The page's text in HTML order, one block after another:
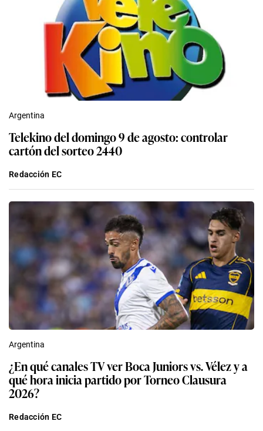
Argentina
Telekino del domingo 9 de agosto: controlar
cartón del sorteo 2440
Redacción EC
Argentina
¿En qué canales TV ver Boca Juniors vs. Vélez y a
qué hora inicia partido por Torneo Clausura
2026?
Redacción EC